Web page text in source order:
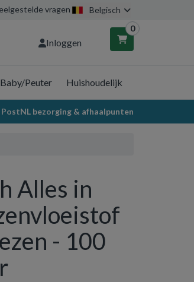
vragen Belgisch
Inloggen
0
Baby/Peuter Huishoudelijk
PostNL bezorging & afhaalpunten
Alles in
- 100